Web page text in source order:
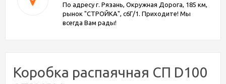
По адресу г. Рязань, Окружная Дорога, 185 км,
рынок "СТРОЙКА", с6Г/1. Приходите! Мы
всегда Вам рады!
Коробка распаячная СП D100